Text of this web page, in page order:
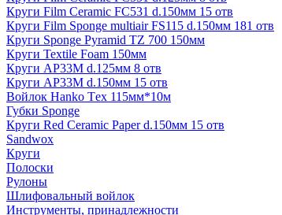
Круги Film Ceramic FC531 d.150мм 15 отв
Круги Film Sponge multiair FS115 d.150мм 181 отв
Круги Sponge Pyramid TZ 700 150мм
Круги Textile Foam 150мм
Круги AP33M d.125мм 8 отв
Круги AP33M d.150мм 15 отв
Войлок Hanko Tех 115мм*10м
Губки Sponge
Круги Red Ceramic Paper d.150мм 15 отв
Sandwox
Круги
Полоски
Рулоны
Шлифовальный войлок
Инструменты, принадлежности